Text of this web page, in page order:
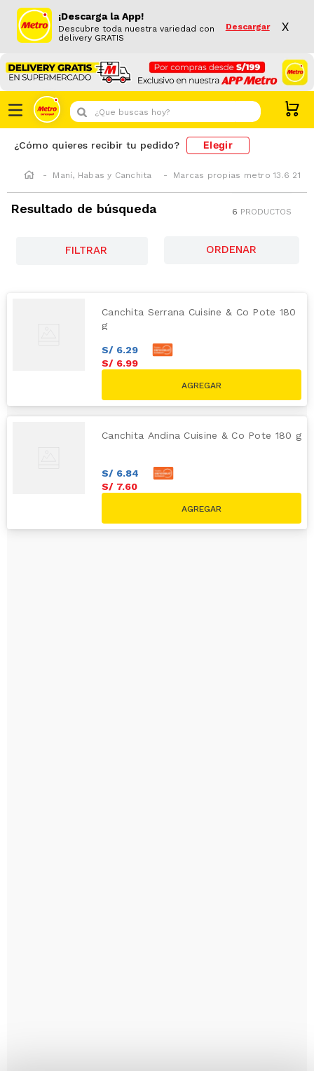
¡Descarga la App!
Descubre toda nuestra variedad con
delivery GRATIS
Descargar X
¿Que buscas hoy?
¿Cómo quieres recibir tu pedido? Elegir
Maní, Habas y Canchita Marcas propias metro 13.6 21
Resultado de búsqueda 6 PRODUCTOS
FILTRAR
Canchita Serrana Cuisine & Co Pote 180
g
S/ 6.29
S/ 6.99
Canchita Andina Cuisine & Co Pote 180 g
S/ 6.84
S/ 7.60